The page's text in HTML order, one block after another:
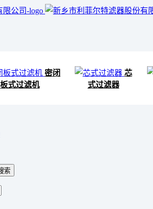
密闭
板式过滤机
芯
式过滤器